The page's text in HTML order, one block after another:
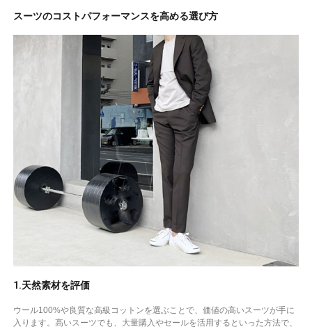
スーツのコストパフォーマンスを高める選び方
1.天然素材を評価
ウール100%や良質な高級コットンを選ぶことで、価値の高いスーツが手に
入ります。高いスーツでも、大量購入やセールを活用するといった方法で、